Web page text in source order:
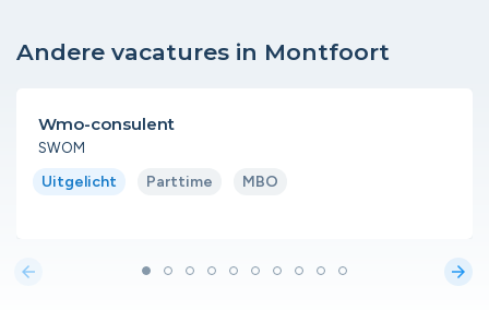
Andere vacatures in Montfoort
Wmo-consulent
SWOM
Uitgelicht Parttime MBO
arrow_back arrow_forward